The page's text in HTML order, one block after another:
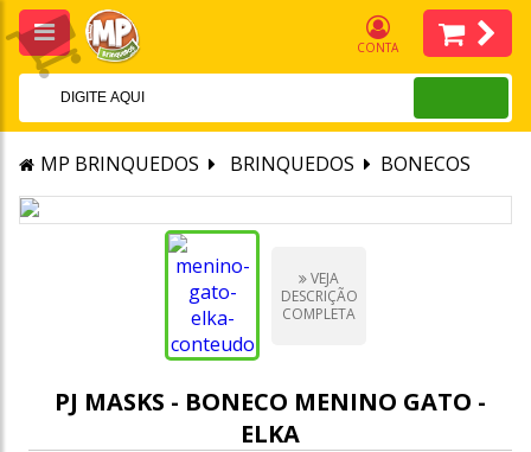
CONTA
MP BRINQUEDOS BRINQUEDOS BONECOS
VEJA
DESCRIÇÃO
COMPLETA
PJ MASKS - BONECO MENINO GATO -
ELKA